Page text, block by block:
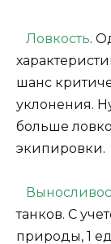
Ловкость.
шанс
уклонения.
больше
экипировки.
танков. С
природы, 1